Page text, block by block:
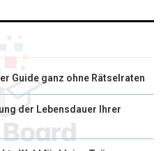
Guide ganz ohne Rätselraten
der Lebensdauer Ihrer